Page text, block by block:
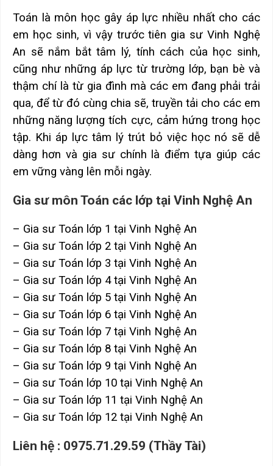
Toán là môn học gây áp lực nhiều nhất cho các
em học sinh, vì vậy trước tiên gia sư Vinh Nghệ
An sẽ nắm bắt tâm lý, tính cách của học sinh,
cũng như những áp lực từ trường lớp, bạn bè và
thậm chí là từ gia đình mà các em đang phải trải
qua, để từ đó cùng chia sẽ, truyền tải cho các em
những năng lượng tích cực, cảm hứng trong học
tập. Khi áp lực tâm lý trút bỏ việc học nó sẽ dễ
dàng hơn và gia sư chính là điểm tựa giúp các
em vững vàng lên mỗi ngày.
Gia sư môn Toán các lớp tại Vinh Nghệ An
– Gia sư Toán lớp 1 tại Vinh Nghệ An
– Gia sư Toán lớp 2 tại Vinh Nghệ An
– Gia sư Toán lớp 3 tại Vinh Nghệ An
– Gia sư Toán lớp 4 tại Vinh Nghệ An
– Gia sư Toán lớp 5 tại Vinh Nghệ An
– Gia sư Toán lớp 6 tại Vinh Nghệ An
– Gia sư Toán lớp 7 tại Vinh Nghệ An
– Gia sư Toán lớp 8 tại Vinh Nghệ An
– Gia sư Toán lớp 9 tại Vinh Nghệ An
– Gia sư Toán lớp 10 tại Vinh Nghệ An
– Gia sư Toán lớp 11 tại Vinh Nghệ An
– Gia sư Toán lớp 12 tại Vinh Nghệ An
Liên hệ : 0975.71.29.59 (Thầy Tài)